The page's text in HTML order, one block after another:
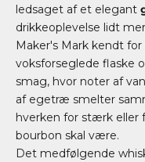
ledsaget af et elegant
drikkeoplevelse lidt
Maker's Mark kendt
voksforseglede flaske
smag, hvor noter af
af egetræ smelter
hverken for stærk eller
bourbon skal være.
Det medfølgende